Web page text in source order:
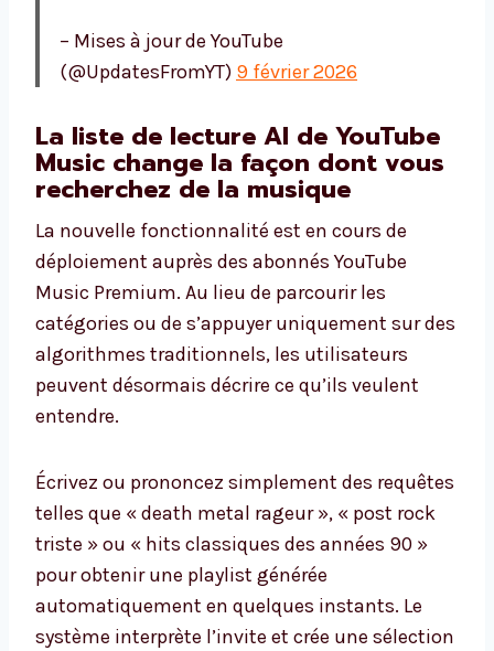
– Mises à jour de YouTube
(@UpdatesFromYT) 9 février 2026
La liste de lecture AI de YouTube
Music change la façon dont vous
recherchez de la musique
La nouvelle fonctionnalité est en cours de
déploiement auprès des abonnés YouTube
Music Premium. Au lieu de parcourir les
catégories ou de s’appuyer uniquement sur des
algorithmes traditionnels, les utilisateurs
peuvent désormais décrire ce qu’ils veulent
entendre.
Écrivez ou prononcez simplement des requêtes
telles que « death metal rageur », « post rock
triste » ou « hits classiques des années 90 »
pour obtenir une playlist générée
automatiquement en quelques instants. Le
système interprète l’invite et crée une sélection